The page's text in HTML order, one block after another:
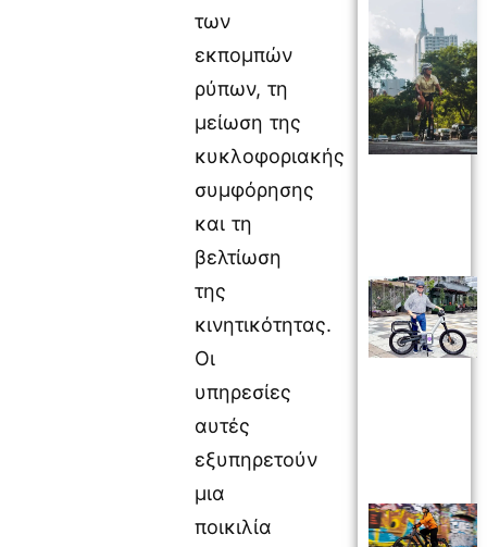
των
εκπομπών
ρύπων, τη
μείωση της
κυκλοφοριακής
συμφόρησης
και τη
βελτίωση
της
κινητικότητας.
Οι
υπηρεσίες
αυτές
εξυπηρετούν
μια
ποικιλία